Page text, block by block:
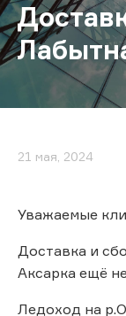
21 мая, 2024
Уважаемые
Доставка и
Аксарка ещё
Ледоход на